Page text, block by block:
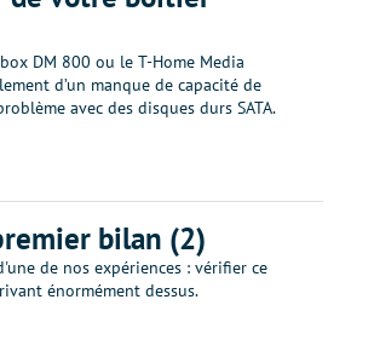
DM 800 ou le T-Home Media
d’un manque de capacité de
avec des disques durs SATA.
bilan (2)
de nos expériences : vérifier ce
énormément dessus.